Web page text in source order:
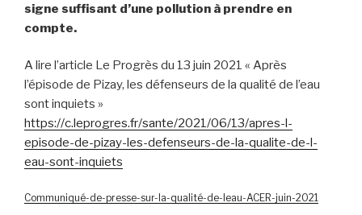
signe suffisant d’une pollution à prendre en
compte.
A lire l’article Le Progrès du 13 juin 2021 « Après
l’épisode de Pizay, les défenseurs de la qualité de l’eau
sont inquiets »
https://c.leprogres.fr/sante/2021/06/13/apres-l-
episode-de-pizay-les-defenseurs-de-la-qualite-de-l-
eau-sont-inquiets
Communiqué-de-presse-sur-la-qualité-de-leau-ACER-juin-2021